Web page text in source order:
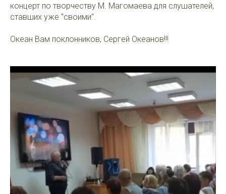
концерт по творчеству М. Магомаева для слушателей,
ставших уже "своими".
Океан Вам поклонников, Сергей Океанов!!!